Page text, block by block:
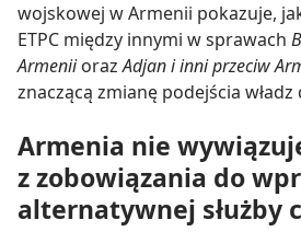
wojskowej w Armenii pokazuje,
ETPC między innymi w sprawach
ArmeniiorazAdjan i inni przeciw
znaczącą zmianę podejścia
Armenia nie
z zobowiązania do
alternatywnej służby